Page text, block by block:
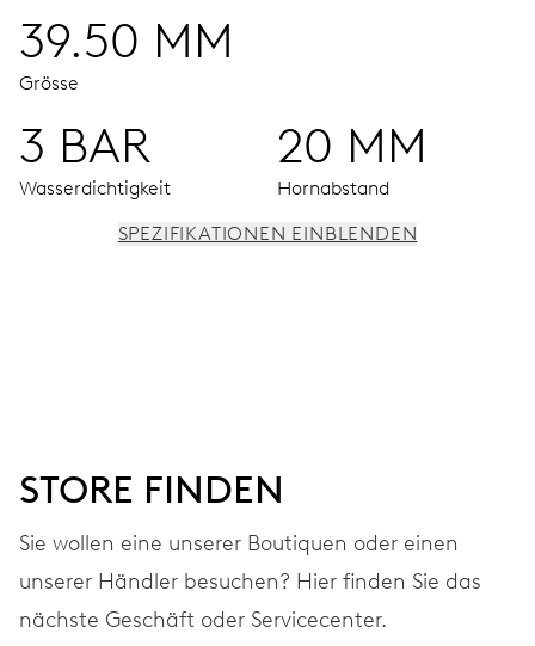
39.50 MM
Grösse
3 BAR
Wasserdichtigkeit
20 MM
Hornabstand
41 Std.
SPEZIFIKATIONEN EINBLENDEN
STORE FINDEN
Sie wollen eine unserer Boutiquen oder einen
unserer Händler besuchen? Hier finden Sie das
nächste Geschäft oder Servicecenter.